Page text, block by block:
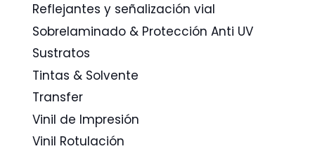
Reflejantes y señalización vial
Sobrelaminado & Protección Anti UV
Sustratos
Tintas & Solvente
Transfer
Vinil de Impresión
Vinil Rotulación